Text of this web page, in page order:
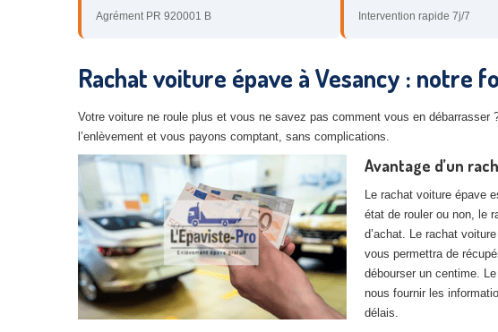
Agrément PR 920001 B Intervention rapide 7j/7
Rachat voiture épave à Vesancy : notre
Votre voiture ne roule plus et vous ne savez pas comment vous en
l’enlèvement et vous payons comptant, sans complications.
Avantage d’un
Le rachat voiture épave
état de rouler ou non, le
d’achat. Le rachat
vous permettra de
débourser un centime.
nous fournir les
délais.